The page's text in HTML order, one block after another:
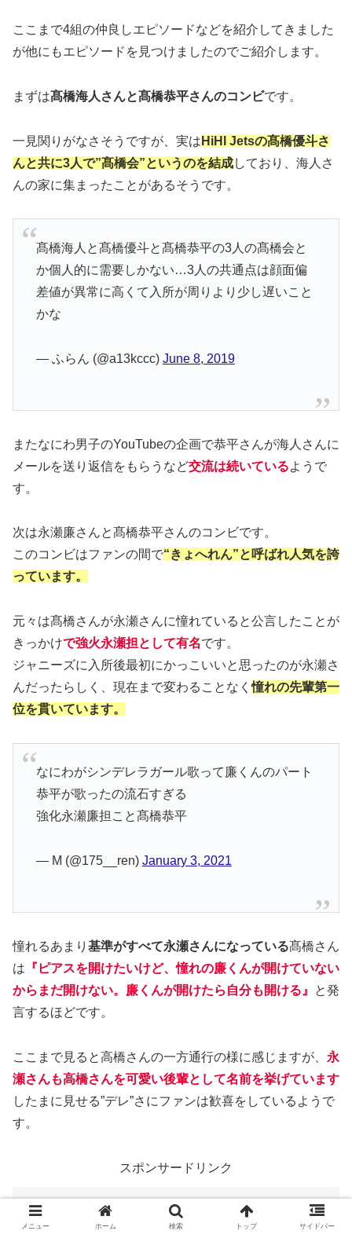
ここまで4組の仲良しエピソードなどを紹介してきました
が他にもエピソードを見つけましたのでご紹介します。
まずは髙橋海人さんと髙橋恭平さんのコンビです。
一見関りがなさそうですが、実は HiHI Jetsの髙橋優斗さ
んと共に3人で”髙橋会”というのを結成しており、海人さ
んの家に集まったことがあるそうです。
髙橋海人と髙橋優斗と髙橋恭平の3人の髙橋会と
か個人的に需要しかない…3人の共通点は顔面偏
差値が異常に高くて入所が周りより少し遅いこと
かな
— ふらん (@a13kccc) June 8, 2019
またなにわ男子のYouTubeの企画で恭平さんが海人さんに
メールを送り返信をもらうなど交流は続いているようで
す。
次は永瀬廉さんと髙橋恭平さんのコンビです。
このコンビはファンの間で“きょへれん”と呼ばれ人気を誇
っています。
元々は髙橋さんが永瀬さんに憧れていると公言したことが
きっかけで強火永瀬担として有名です。
ジャニーズに入所後最初にかっこいいと思ったのが永瀬さ
んだったらしく、現在まで変わることなく憧れの先輩第一
位を貫いています。
なにわがシンデレラガール歌って廉くんのパート
恭平が歌ったの流石すぎる
強化永瀬廉担こと髙橋恭平
— M (@175__ren) January 3, 2021
憧れるあまり 基準がすべて永瀬さんになっている髙橋さん
は 『ピアスを開けたいけど、憧れの廉くんが開けていない
からまだ開けない。廉くんが開けたら自分も開ける』
と発
言するほどです。
ここまで見ると高橋さんの一方通行の様に感じますが、 永
瀬さんも高橋さんを可愛い後輩として名前を挙げています
したまに見せる”デレ”さにファンは歓喜をしているようで
す。
スポンサードリンク
まとめ
メニュー ホーム 検索 トップ サイドバー